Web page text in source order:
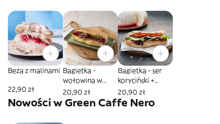
Beza z malinami
22,90 zł
Bagietka -
wołowina w
ziołach + sos
chrzanowy
20,90 zł
Bagietka - ser
koryciński +
ogórek kiszony
20,90 zł
Nowości w Green Caffe Nero